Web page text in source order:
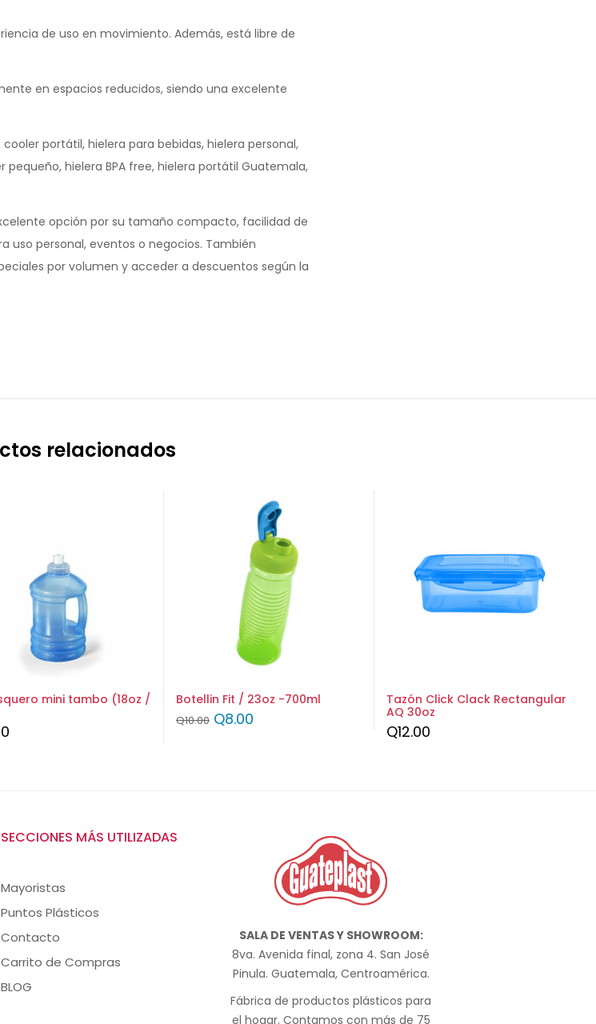
de uso en movimiento. Además, está libre de
en espacios reducidos, siendo una excelente
portátil, hielera para bebidas, hielera personal,
hielera BPA free, hielera portátil Guatemala,
opción por su tamaño compacto, facilidad de
uso personal, eventos o negocios. También
por volumen y acceder a descuentos según la
relacionados
mini tambo (18oz /
Botellin Fit / 23oz -700ml
Q10.00 Q8.00
Tazón Click Clack Rectangular
AQ 30oz
Q12.00
SECCIONES MÁS UTILIZADAS
Mayoristas
Puntos Plásticos
Contacto
Carrito de Compras
BLOG
SALA DE VENTAS Y SHOWROOM:
8va. Avenida final, zona 4. San José
Pinula. Guatemala, Centroamérica.
Fábrica de productos plásticos para
el hogar. Contamos con más de 75